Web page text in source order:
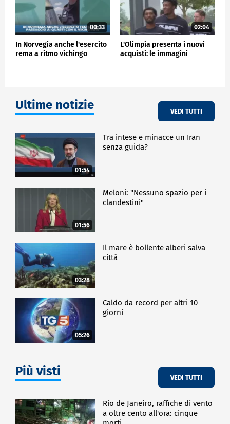
00:33
In Norvegia anche l'esercito
rema a ritmo vichingo
02:04
L'Olimpia presenta i nuovi
acquisti: le immagini
Ultime notizie VEDI TUTTI
01:54
Tra intese e minacce un Iran
senza guida?
01:56
Meloni: "Nessuno spazio per i
clandestini"
03:28
Il mare è bollente alberi salva
città
05:26
Caldo da record per altri 10
giorni
Più visti VEDI TUTTI
Rio de Janeiro, raffiche di vento
a oltre cento all'ora: cinque